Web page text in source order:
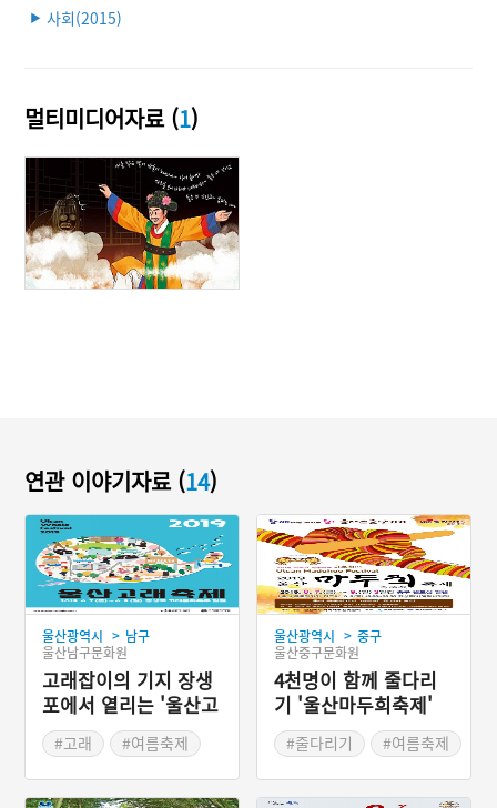
▶ 사회(2015)
멀티미디어자료 (1)
연관 이야기자료 (14)
울산광역시 > 남구
울산남구문화원
고래잡이의 기지 장생
포에서 열리는 '울산고
래축제'
#고래
#여름축제
울산광역시 > 중구
울산중구문화원
4천명이 함께 줄다리
기 '울산마두희축제'
#줄다리기
#여름축제
#오징어게임